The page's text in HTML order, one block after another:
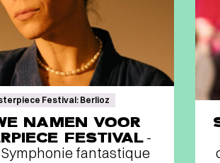
Festival: Berlioz
NAMEN VOOR
FESTIVAL -
Symphonie fantastique